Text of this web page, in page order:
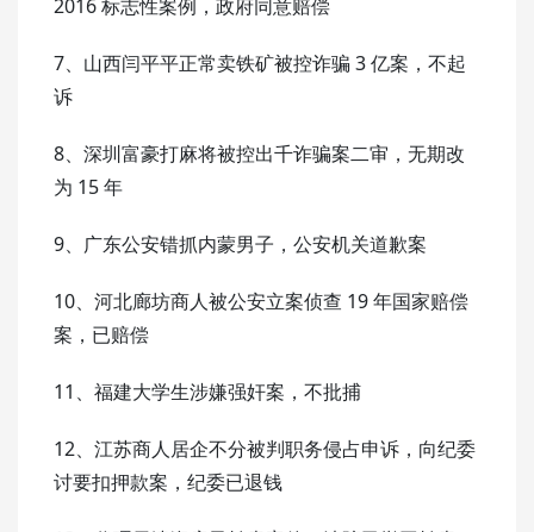
2016 标志性案例，政府同意赔偿
7、山西闫平平正常卖铁矿被控诈骗 3 亿案，不起
诉
8、深圳富豪打麻将被控出千诈骗案二审，无期改
为 15 年
9、广东公安错抓内蒙男子，公安机关道歉案
10、河北廊坊商人被公安立案侦查 19 年国家赔偿
案，已赔偿
11、福建大学生涉嫌强奸案，不批捕
12、江苏商人居企不分被判职务侵占申诉，向纪委
讨要扣押款案，纪委已退钱